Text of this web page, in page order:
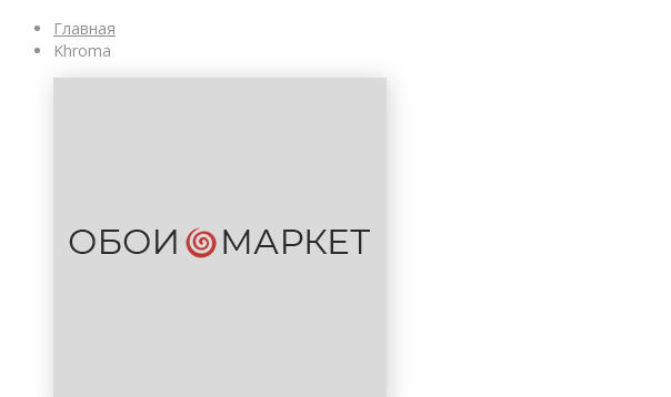
Главная
Khroma